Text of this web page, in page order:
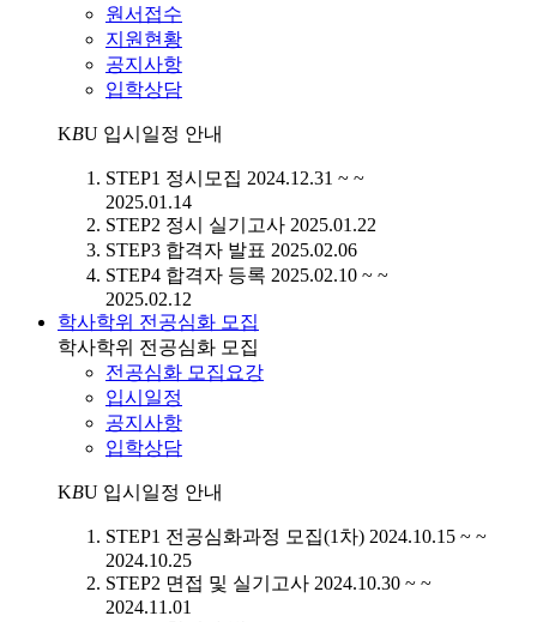
원서접수
지원현황
공지사항
입학상담
KBU 입시일정 안내
STEP1 정시모집 2024.12.31 ~ ~
2025.01.14
STEP2 정시 실기고사 2025.01.22
STEP3 합격자 발표 2025.02.06
STEP4 합격자 등록 2025.02.10 ~ ~
2025.02.12
학사학위 전공심화 모집
학사학위 전공심화 모집
전공심화 모집요강
입시일정
공지사항
입학상담
KBU 입시일정 안내
STEP1 전공심화과정 모집(1차) 2024.10.15 ~ ~
2024.10.25
STEP2 면접 및 실기고사 2024.10.30 ~ ~
2024.11.01